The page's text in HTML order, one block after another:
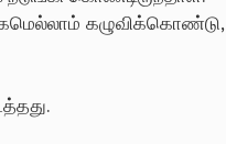
கழுவிக்கொண்டு,